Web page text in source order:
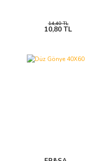
14,40 TL
10,80 TL